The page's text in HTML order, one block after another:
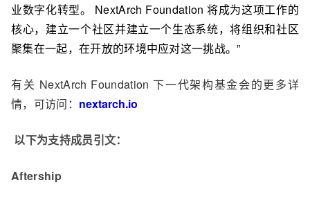
业数字化转型。 NextArch Foundation 将成为这项工作的
核心，建立一个社区并建立一个生态系统，将组织和社区
聚集在一起，在开放的环境中应对这一挑战。”
有关 NextArch Foundation 下一代架构基金会的更多详
情，可访问： nextarch.io
以下为支持成员引文：
Aftership